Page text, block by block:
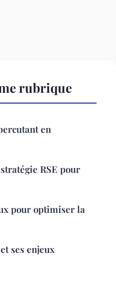
rubrique
en
RSE pour
pour optimiser la
ses enjeux